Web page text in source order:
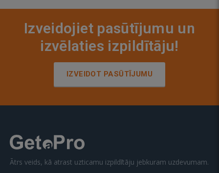
Izveidojiet pasūtījumu un
izvēlaties izpildītāju!
IZVEIDOT PASŪTĪJUMU
Ātrs veids, kā atrast uzticamu izpildītāju jebkuram uzdevumam.